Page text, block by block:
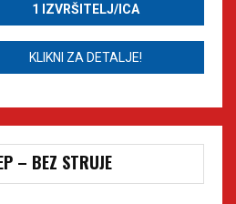
1 IZVRŠITELJ/ICA
KLIKNI ZA DETALJE!
– BEZ STRUJE